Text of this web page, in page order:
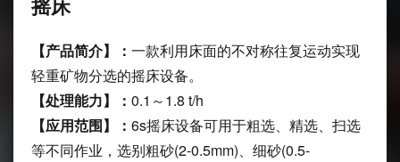
【产品简介】： 一款利用床面的不对称往复运动实现
轻重矿物分选的摇床设备。
【处理能力】： 0.1～1.8 t/h
【应用范围】： 6s摇床设备可用于粗选、精选、扫选
等不同作业，选别粗砂(2-0.5mm)、细砂(0.5-